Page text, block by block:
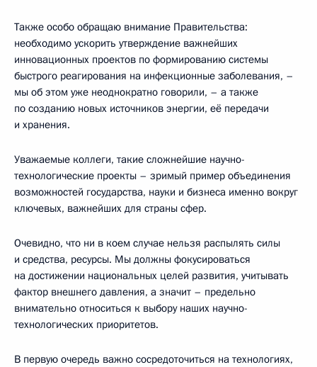
Также особо обращаю внимание Правительства:
необходимо ускорить утверждение важнейших
инновационных проектов по формированию системы
быстрого реагирования на инфекционные заболевания, –
мы об этом уже неоднократно говорили, – а также
по созданию новых источников энергии, её передачи
и хранения.
Уважаемые коллеги, такие сложнейшие научно-
технологические проекты – зримый пример объединения
возможностей государства, науки и бизнеса именно вокруг
ключевых, важнейших для страны сфер.
Очевидно, что ни в коем случае нельзя распылять силы
и средства, ресурсы. Мы должны фокусироваться
на достижении национальных целей развития, учитывать
фактор внешнего давления, а значит – предельно
внимательно относиться к выбору наших научно-
технологических приоритетов.
В первую очередь важно сосредоточиться на технологиях,